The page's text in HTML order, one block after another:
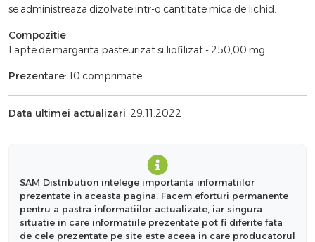
se administreaza dizolvate intr-o cantitate mica de lichid.
Compozitie:
Lapte de margarita pasteurizat si liofilizat - 250,00 mg
Prezentare: 10 comprimate
Data ultimei actualizari: 29.11.2022
SAM Distribution intelege importanta informatiilor
prezentate in aceasta pagina. Facem eforturi permanente
pentru a pastra informatiilor actualizate, iar singura
situatie in care informatiile prezentate pot fi diferite fata
de cele prezentate pe site este aceea in care producatorul